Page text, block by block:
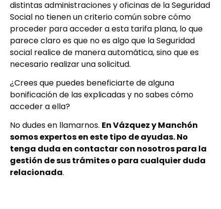
distintas administraciones y oficinas de la Seguridad
Social no tienen un criterio común sobre cómo
proceder para acceder a esta tarifa plana, lo que
parece claro es que no es algo que la Seguridad
social realice de manera automática, sino que es
necesario realizar una solicitud.
¿Crees que puedes beneficiarte de alguna
bonificación de las explicadas y no sabes cómo
acceder a ella?
No dudes en llamarnos. En Vázquez y Manchón
somos expertos en este tipo de ayudas. No
tenga duda en contactar con nosotros para la
gestión de sus trámites o para cualquier duda
relacionada.